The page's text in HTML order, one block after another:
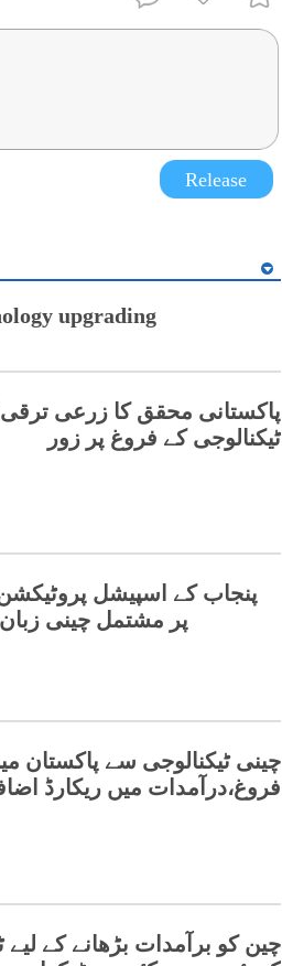
Release
upgrading
پاکستانی محقق کا زرعی ترقی
ٹیکنالوجی کے فروغ پر زور
پر مشتمل چینی
چینی ٹیکنالوجی سے پاکستان
فروغ،درآمدات میں ریکارڈ
چین کو برآمدات بڑھانے کے